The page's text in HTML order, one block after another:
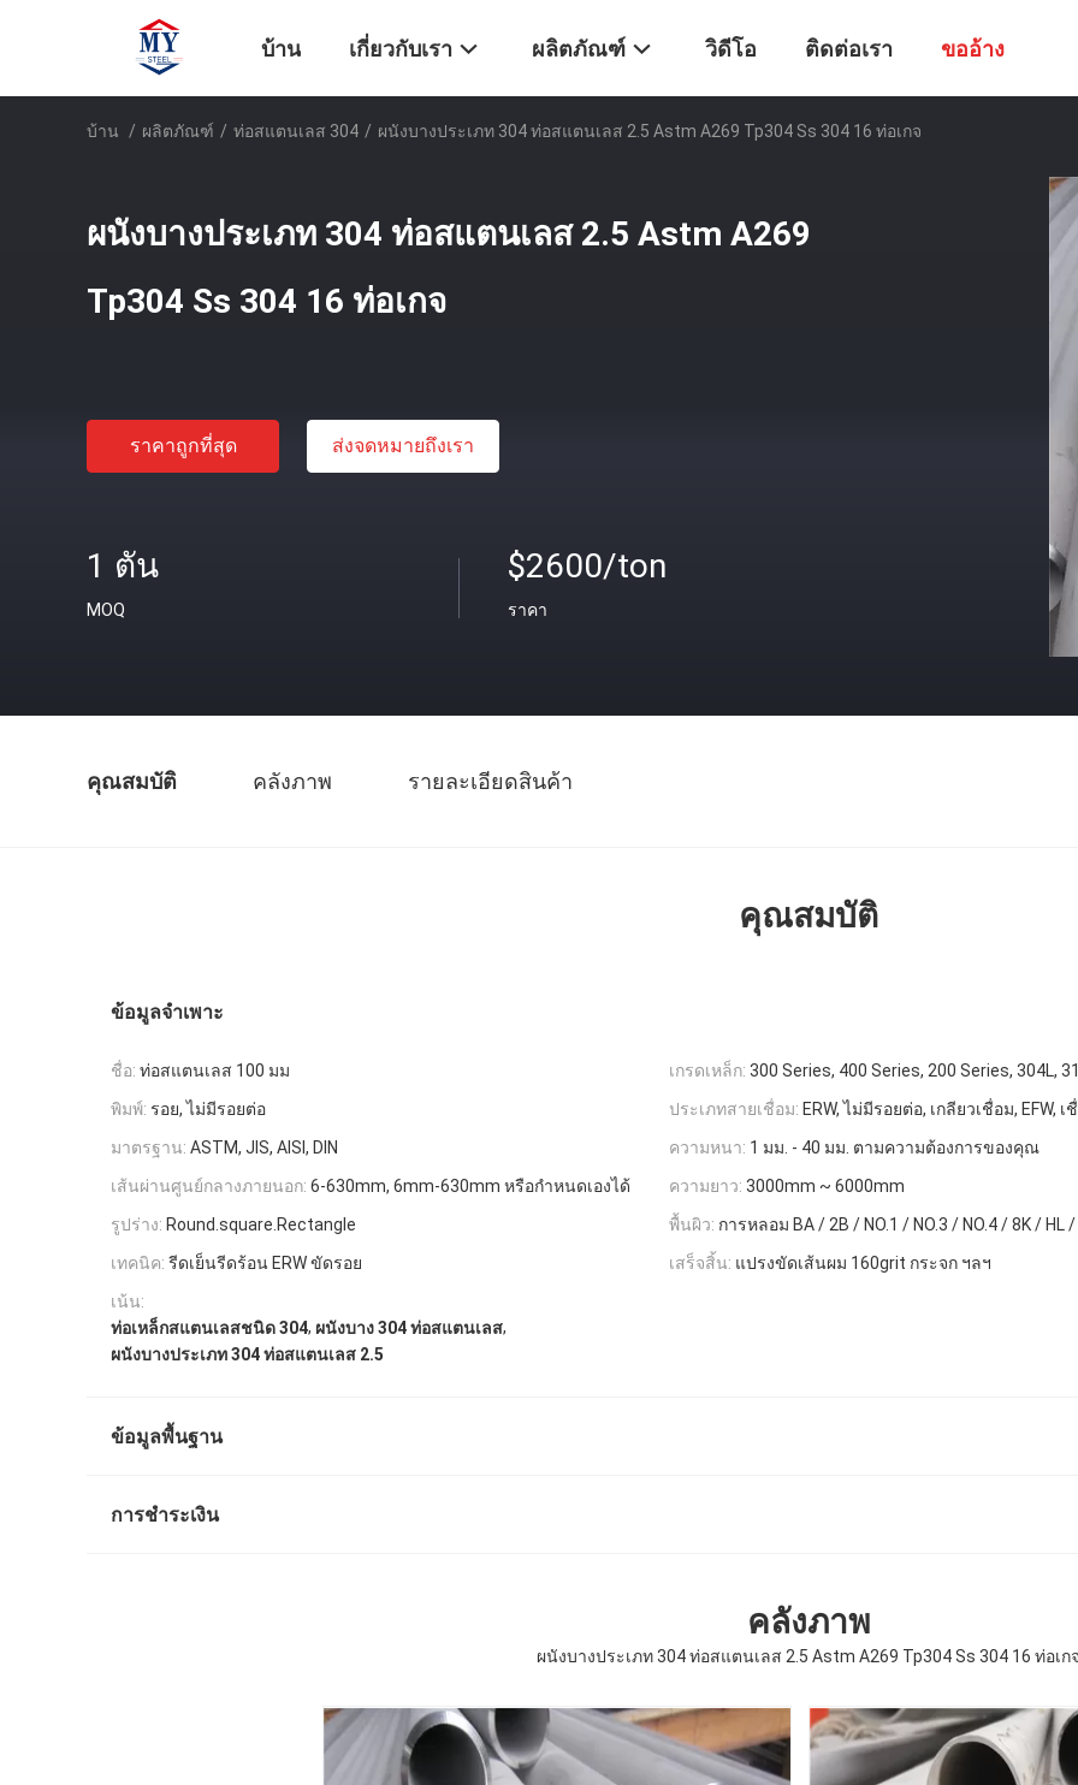
บ้าน เกี่ยวกับเรา ผลิตภัณฑ์ วิดีโอ ติดต่อเรา ขออ้าง
บ้าน / ผลิตภัณฑ์ / ท่อสแตนเลส 304 / ผนังบางประเภท 304 ท่อสแตนเลส 2.5 Astm A269 Tp304 Ss 304 16 ท่อเกจ
ผนังบางประเภท 304 ท่อสแตนเลส 2.5 Astm A269
Tp304 Ss 304 16 ท่อเกจ
ราคาถูกที่สุด ส่งจดหมายถึงเรา
1 ตัน
MOQ
$2600/ton
ราคา
คุณสมบัติ คลังภาพ รายละเอียดสินค้า
คุณสมบัติ
ข้อมูลจำเพาะ
ชื่อ: ท่อสแตนเลส 100 มม เกรดเหล็ก: 300 Series, 400 Series, 200 Series, 304L,
พิมพ์: รอย, ไม่มีรอยต่อ ประเภทสายเชื่อม: ERW, ไม่มีรอยต่อ, เกลียวเชื่อม, EFW,
มาตรฐาน: ASTM, JIS, AISI, DIN ความหนา: 1 มม. - 40 มม. ตามความต้องการของคุณ
เส้นผ่านศูนย์กลางภายนอก: 6-630mm, 6mm-630mm หรือกำหนดเองได้ ความยาว: 3000mm ~ 6000mm
รูปร่าง: Round.square.Rectangle พื้นผิว: การหลอม BA / 2B / NO.1 / NO.3 / NO.4 / 8K / HL
เทคนิค: รีดเย็นรีดร้อน ERW ขัดรอย เสร็จสิ้น: แปรงขัดเส้นผม 160grit กระจก ฯลฯ
เน้น:
ท่อเหล็กสแตนเลสชนิด 304, ผนังบาง 304 ท่อสแตนเลส,
ผนังบางประเภท 304 ท่อสแตนเลส 2.5
ข้อมูลพื้นฐาน
การชำระเงิน
คลังภาพ
ผนังบางประเภท 304 ท่อสแตนเลส 2.5 Astm A269 Tp304 Ss 304 16 ท่อเก